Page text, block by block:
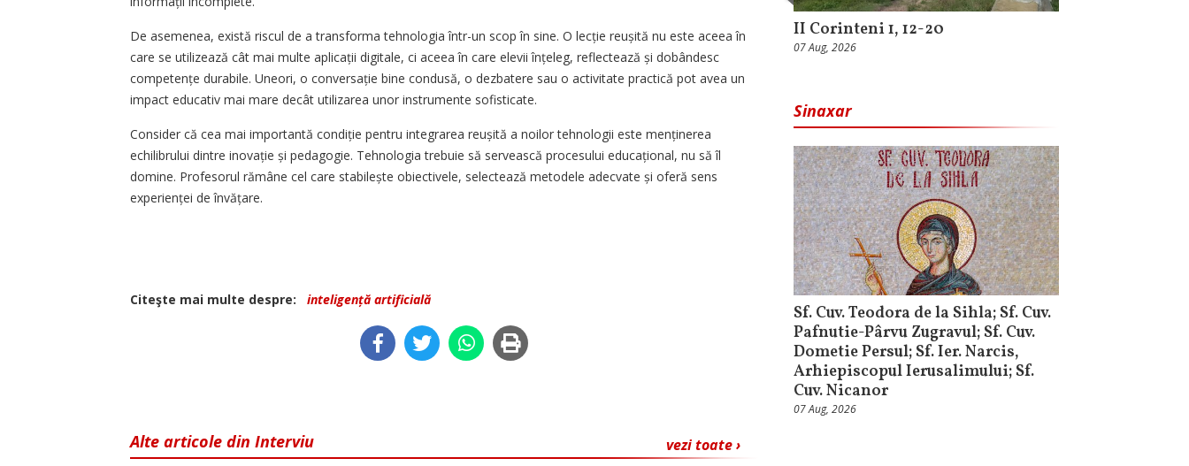
De asemenea, există riscul de a transforma tehnologia într-un scop în sine. O lecție reușită nu este aceea în
care se utilizează cât mai multe aplicații digitale, ci aceea în care elevii înțeleg, reflectează și dobândesc
competențe durabile. Uneori, o conversație bine condusă, o dez­batere sau o activitate practică pot avea un
impact educativ mai mare decât utilizarea unor instrumente sofisticate.
Consider că cea mai importantă condiție pentru integrarea reușită a noilor tehnologii este menținerea
echilibrului dintre inovație și pedagogie. Tehnologia trebuie să servească procesului educațional, nu să îl
domine. Profesorul rămâne cel care stabilește obiectivele, selectează metodele adecvate și oferă sens
experienței de învățare.
Citeşte mai multe despre: inteligență artificială
vezi toate ›
Alte articole din Interviu
II Corinteni 1, 12-20
07 Aug, 2026
Sinaxar
Sf. Cuv. Teodora de la Sihla; Sf. Cuv.
Pafnutie-Pârvu Zugravul; Sf. Cuv.
Dometie Persul; Sf. Ier. Narcis,
Arhiepiscopul Ierusalimului; Sf.
Cuv. Nicanor
07 Aug, 2026